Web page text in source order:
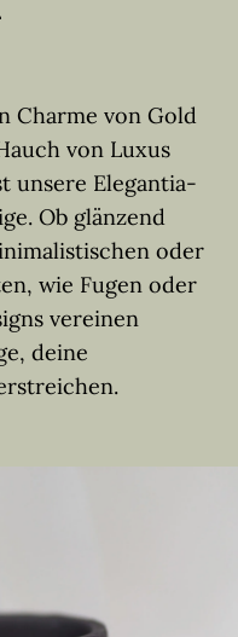
Charme von Gold
von Luxus
unsere Elegantia-
Ob glänzend
oder
wie Fugen oder
vereinen
deine